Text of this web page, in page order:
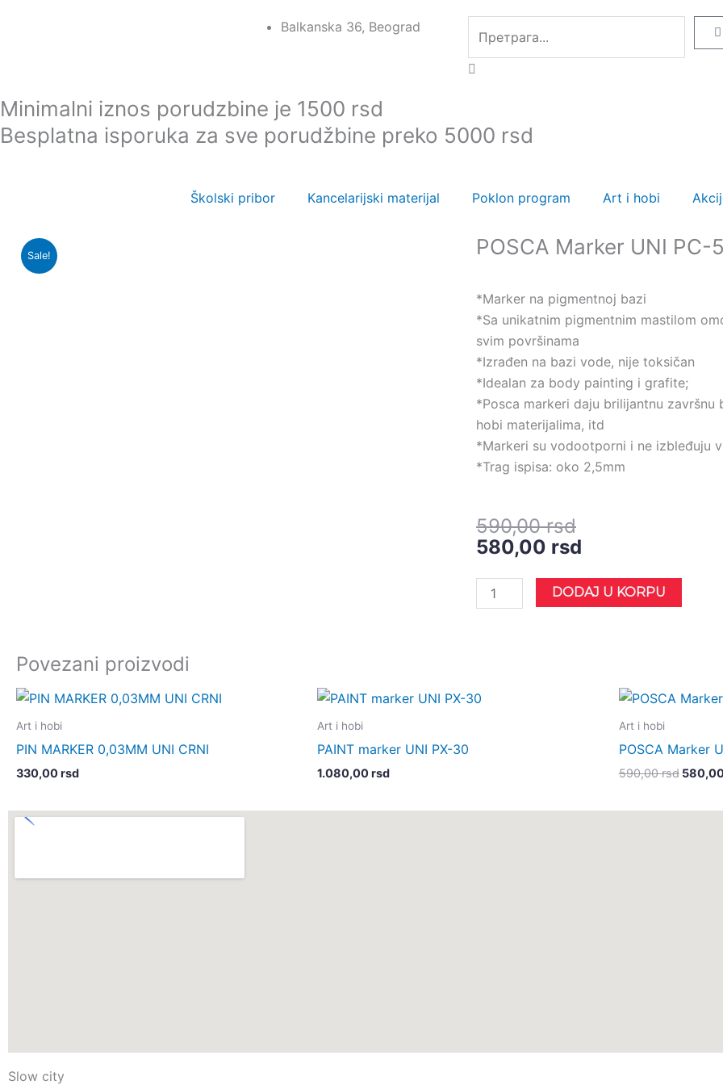
Balkanska 36, Beograd
Minimalni iznos porudzbine je 1500 rsd
Besplatna isporuka za sve porudžbine preko 5000 rsd
Školski pribor Kancelarijski materijal Poklon program Art i hobi
Sale! POSCA Marker UNI
*Marker na pigmentnoj bazi
*Sa unikatnim pigmentnim mastilom
svim površinama
*Izrađen na bazi vode, nije toksičan
*Idealan za body painting i grafite;
*Posca markeri daju brilijantnu završnu
hobi materijalima, itd
*Markeri su vodootporni i ne izbleđuju
*Trag ispisa: oko 2,5mm
590,00rsd
Оригинална
цена
била:
590,00 rsd.
580,00 rsd
Тренутна
цена
580,00 rsd.
POSCA
Marker
bright
DODAJ U KORPU
Povezani proizvodi
Art i hobi
PIN MARKER 0,03MM UNI CRNI
330,00rsd
Art i hobi
PAINT marker UNI PX-30
1.080,00rsd
Art i hobi
POSCA Marker
590,00rsd
цена
Slow city